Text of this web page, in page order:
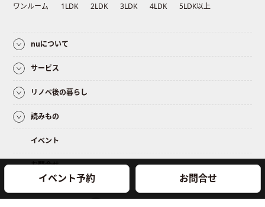
イベント予約 お問合せ
ワンルーム
1LDK 2LDK 3LDK 4LDK 5LDK以上
nuについて
サービス
リノベ後の暮らし
読みもの
イベント
お問合せ